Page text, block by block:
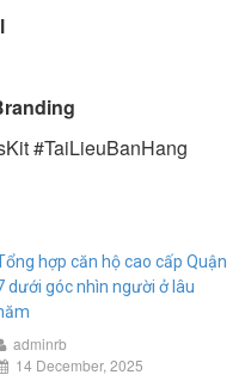
#TaiLieuBanHang
hợp căn hộ cao cấp Quận
dưới góc nhìn người ở lâu
adminrb
14 December, 2025